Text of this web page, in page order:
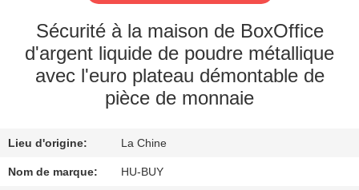
VISITE
D'USINE
CONTRÔLE
QUALITÉ
Sécurité à la maison de BoxOffice
d'argent liquide de poudre métallique
avec l'euro plateau démontable de
pièce de monnaie
Lieu d'origine: La Chine
Nom de marque: HU-BUY